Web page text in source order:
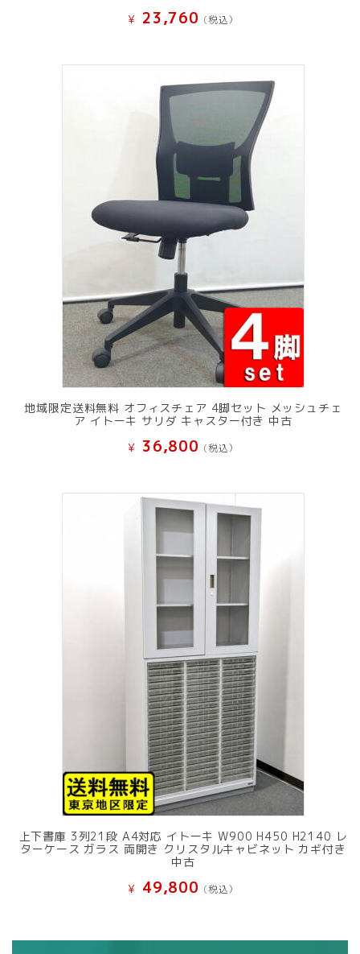
¥ 23,760 (税込）
地域限定送料無料 オフィスチェア 4脚セット メッシュチェ
ア イトーキ サリダ キャスター付き 中古
¥ 36,800 (税込）
上下書庫 3列21段 A4対応 イトーキ W900 H450 H2140 レ
ターケース ガラス 両開き クリスタルキャビネット カギ付き
中古
¥ 49,800 (税込）